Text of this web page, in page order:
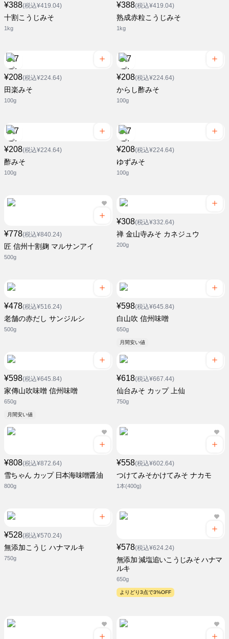
¥388(税込¥419.04)
十割こうじみそ
1kg
¥388(税込¥419.04)
熟成赤粒こうじみそ
1kg
¥208(税込¥224.64)
田楽みそ
100g
¥208(税込¥224.64)
からし酢みそ
100g
¥208(税込¥224.64)
酢みそ
100g
¥208(税込¥224.64)
ゆずみそ
100g
¥778(税込¥840.24)
匠 信州十割麹 マルサンアイ
500g
¥308(税込¥332.64)
禅 金山寺みそ カネジュウ
200g
¥478(税込¥516.24)
老舗の赤だし サンジルシ
500g
¥598(税込¥645.84)
白山吹 信州味噌
650g
月間安い値
¥598(税込¥645.84)
家傳山吹味噌 信州味噌
650g
月間安い値
¥618(税込¥667.44)
仙台みそ カップ 上仙
750g
¥808(税込¥872.64)
雪ちゃん カップ 日本海味噌醤油
800g
¥558(税込¥602.64)
つけてみそかけてみそ ナカモ
1本(400g)
¥528(税込¥570.24)
無添加こうじ ハナマルキ
750g
¥578(税込¥624.24)
無添加 減塩追いこうじみそ ハナマ
ルキ
650g
よりどり3点で3%OFF